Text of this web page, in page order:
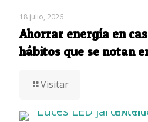
18 julio, 2026
Ahorrar energía en
hábitos que se notan
Visitar